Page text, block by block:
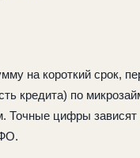
на короткий срок,
кредита) по
цифры зависят